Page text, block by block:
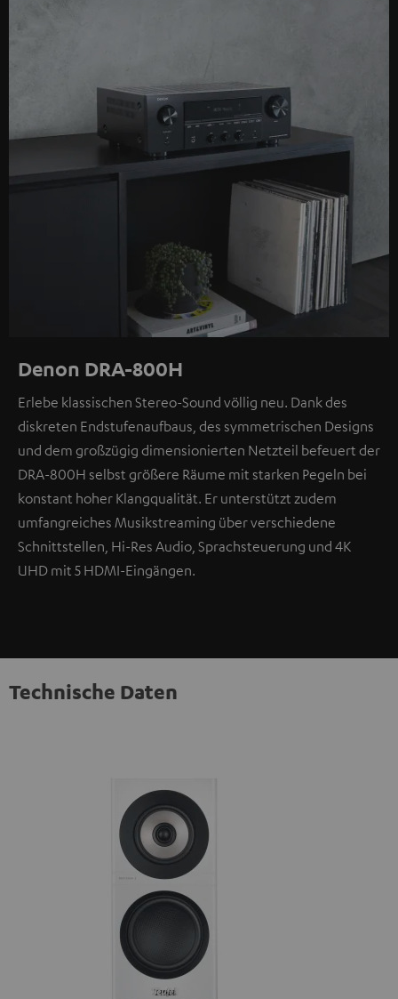
Denon DRA-800H
Erlebe klassischen Stereo-Sound völlig neu. Dank des
diskreten Endstufenaufbaus, des symmetrischen Designs
und dem großzügig dimensionierten Netzteil befeuert der
DRA-800H selbst größere Räume mit starken Pegeln bei
konstant hoher Klangqualität. Er unterstützt zudem
umfangreiches Musikstreaming über verschiedene
Schnittstellen, Hi-Res Audio, Sprachsteuerung und 4K
UHD mit 5 HDMI-Eingängen.
Technische Daten